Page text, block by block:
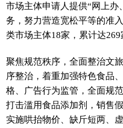
市场主体申请人提供“网上办
务，努力营造宽松平等的准
类市场主体18家，累计达269
聚焦规范秩序，全面整治文
序整治，着重加强特色食品
格、广告行为监管，全面规
打击滥用食品添加剂，销售
实施哄抬物价、缺斤短两、